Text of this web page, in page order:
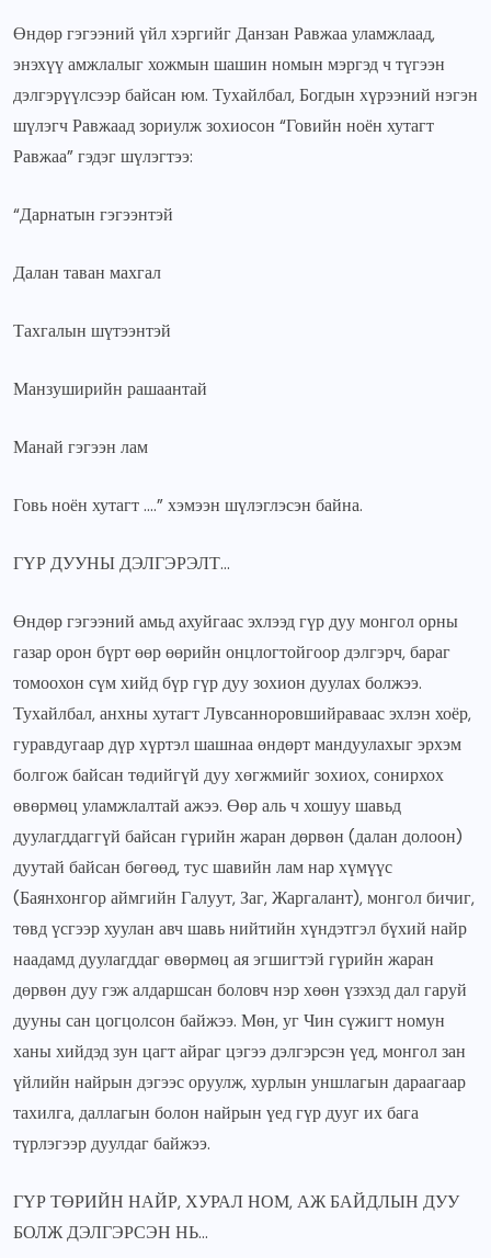
Өндөр гэгээний үйл хэргийг Данзан Равжаа уламжлаад,
энэхүү амжлалыг хожмын шашин номын мэргэд ч түгээн
дэлгэрүүлсээр байсан юм. Тухайлбал, Богдын хүрээний нэгэн
шүлэгч Равжаад зориулж зохиосон “Говийн ноён хутагт
Равжаа” гэдэг шүлэгтээ:
“Дарнатын гэгээнтэй
Далан таван махгал
Тахгалын шүтээнтэй
Манзуширийн рашаантай
Манай гэгээн лам
Говь ноён хутагт ….” хэмээн шүлэглэсэн байна.
ГҮР ДУУНЫ ДЭЛГЭРЭЛТ…
Өндөр гэгээний амьд ахуйгаас эхлээд гүр дуу монгол орны
газар орон бүрт өөр өөрийн онцлогтойгоор дэлгэрч, бараг
томоохон сүм хийд бүр гүр дуу зохион дуулах болжээ.
Тухайлбал, анхны хутагт Лувсанноровшийраваас эхлэн хоёр,
гуравдугаар дүр хүртэл шашнаа өндөрт мандуулахыг эрхэм
болгож байсан төдийгүй дуу хөгжмийг зохиох, сонирхох
өвөрмөц уламжлалтай ажээ. Өөр аль ч хошуу шавьд
дуулагддаггүй байсан гүрийн жаран дөрвөн (далан долоон)
дуутай байсан бөгөөд, тус шавийн лам нар хүмүүс
(Баянхонгор аймгийн Галуут, Заг, Жаргалант), монгол бичиг,
төвд үсгээр хуулан авч шавь нийтийн хүндэтгэл бүхий найр
наадамд дуулагддаг өвөрмөц ая эгшигтэй гүрийн жаран
дөрвөн дуу гэж алдаршсан боловч нэр хөөн үзэхэд дал гаруй
дууны сан цогцолсон байжээ. Мөн, уг Чин сүжигт номун
ханы хийдэд зун цагт айраг цэгээ дэлгэрсэн үед, монгол зан
үйлийн найрын дэгээс оруулж, хурлын уншлагын дараагаар
тахилга, даллагын болон найрын үед гүр дууг их бага
түрлэгээр дуулдаг байжээ.
ГҮР ТӨРИЙН НАЙР, ХУРАЛ НОМ, АЖ БАЙДЛЫН ДУУ
БОЛЖ ДЭЛГЭРСЭН НЬ…